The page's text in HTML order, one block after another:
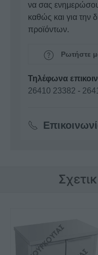
να σας
καθώς και για την
προϊόντων.
Ρωτήστε
Τηλέφωνα
26410 23382 -
το